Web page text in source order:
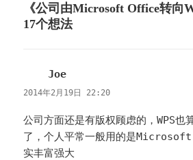
《公司由Microsoft Office转向
17个想法
Joe
道：
2014年2月19日 22:20
公司方面还是有版权顾虑的，WPS也
了，个人平常一般用的是
实丰富强大